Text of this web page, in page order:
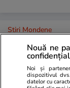
Stiri Mondene
Adriana
poliția acasă
Nu știe nimic
„Nu mai dau
Nouă ne
Noi și
dispozitivul
datelor cu